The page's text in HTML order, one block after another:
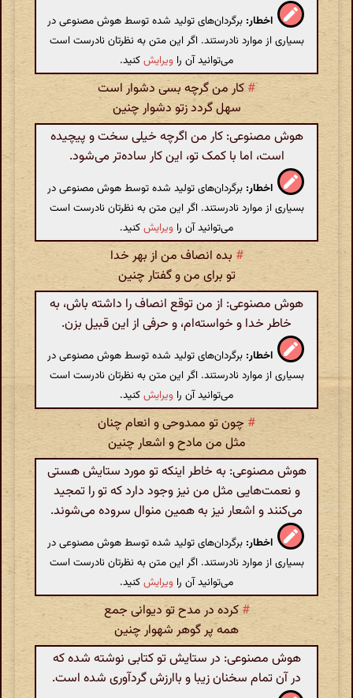
اخطار: برگردان‌های تولید شده توسط هوش مصنوعی در
بسیاری از موارد نادرستند. اگر این متن به نظرتان نادرست است
می‌توانید آن را ویرایشکنید.
# کار من گرچه بسی دشوار است
سهل گردد زتو دشوار چنین
هوش مصنوعی: کار من اگرچه خیلی سخت و پیچیده
است، اما با کمک تو، این کار ساده‌تر می‌شود.
اخطار: برگردان‌های تولید شده توسط هوش مصنوعی در
بسیاری از موارد نادرستند. اگر این متن به نظرتان نادرست است
می‌توانید آن را ویرایشکنید.
# بده انصاف من از بهر خدا
تو برای من و گفتار چنین
هوش مصنوعی: از من توقع انصاف را داشته باش، به
خاطر خدا و خواسته‌ام، و حرفی از این قبیل بزن.
اخطار: برگردان‌های تولید شده توسط هوش مصنوعی در
بسیاری از موارد نادرستند. اگر این متن به نظرتان نادرست است
می‌توانید آن را ویرایشکنید.
# چون تو ممدوحی و انعام چنان
مثل من مادح و اشعار چنین
هوش مصنوعی: به خاطر اینکه تو مورد ستایش هستی
و نعمت‌هایی مثل من نیز وجود دارد که تو را تمجید
می‌کنند و اشعار نیز به همین منوال سروده می‌شوند.
اخطار: برگردان‌های تولید شده توسط هوش مصنوعی در
بسیاری از موارد نادرستند. اگر این متن به نظرتان نادرست است
می‌توانید آن را ویرایشکنید.
# کرده در مدح تو دیوانی جمع
همه پر گوهر شهوار چنین
هوش مصنوعی: در ستایش تو کتابی نوشته شده که
در آن تمام سخنان زیبا و باارزش گردآوری شده است.